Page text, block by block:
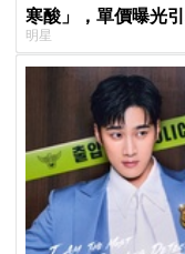
寒酸」，單價曝光
明星